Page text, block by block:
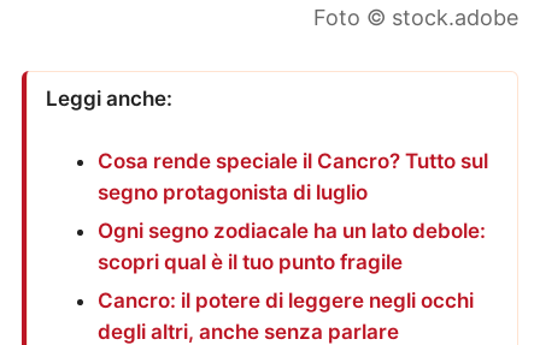
Foto © stock.adobe
Leggi anche:
Cosa rende speciale il Cancro? Tutto sul
segno protagonista di luglio
Ogni segno zodiacale ha un lato debole:
scopri qual è il tuo punto fragile
Cancro: il potere di leggere negli occhi
degli altri, anche senza parlare